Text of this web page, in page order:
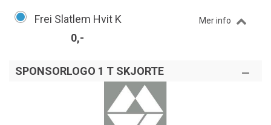
Frei Slatlem Hvit K Mer info
0,-
SPONSORLOGO 1 T SKJORTE